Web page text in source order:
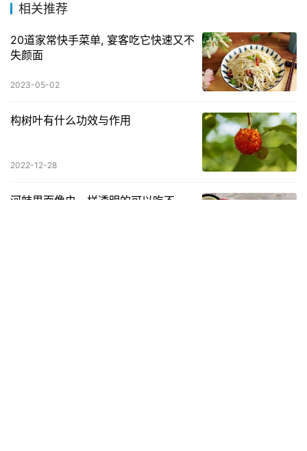
相关推荐
20道家常快手菜单, 宴客吃它快速又不
失颜面
2023-05-02
构树叶有什么功效与作用
2022-12-28
河蚌里面像虫一样透明的可以吃不